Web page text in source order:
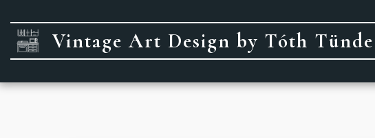
Vintage Art Design by Tóth Tünde